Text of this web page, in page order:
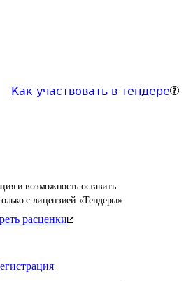
Как участвовать в тендере
и возможность оставить
с лицензией «Тендеры»
расценки